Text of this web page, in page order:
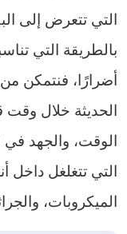
التي تتعرض إلى
بالطريقة التي
أضرارًا، فنتمكن
الحديثة خلال وقت
الوقت، والجهد في
التي تتغلغل
الميكروبات،